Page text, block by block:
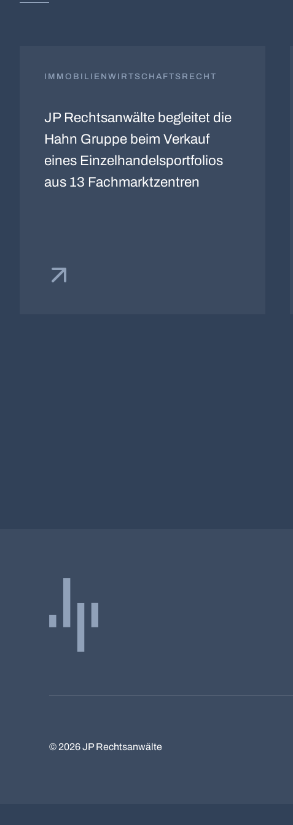
IMMOBILIENWIRTSCHAFTSRECHT
JP Rechtsanwälte begleitet die
Hahn Gruppe beim Verkauf
eines Einzelhandelsportfolios
aus 13 Fachmarktzentren
© 2026JP Rechtsanwälte